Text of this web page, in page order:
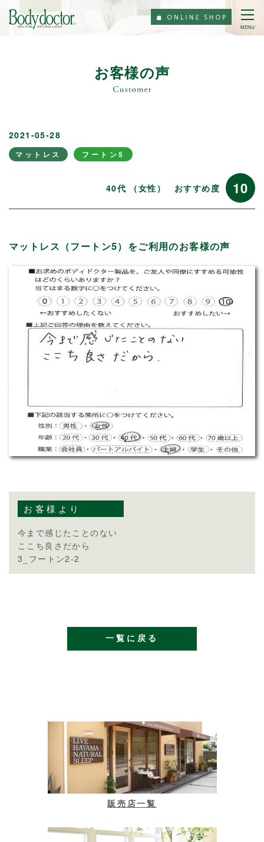
MENU
お客様の声
2021-05-28
マットレス フートン5
40代 （女性） おすすめ度 10
マットレス（フートン5）をご利用のお客様の声
お客様より
今まで感じたことのない
ここち良さだから
3_フートン2-2
一覧に戻る
販売店一覧